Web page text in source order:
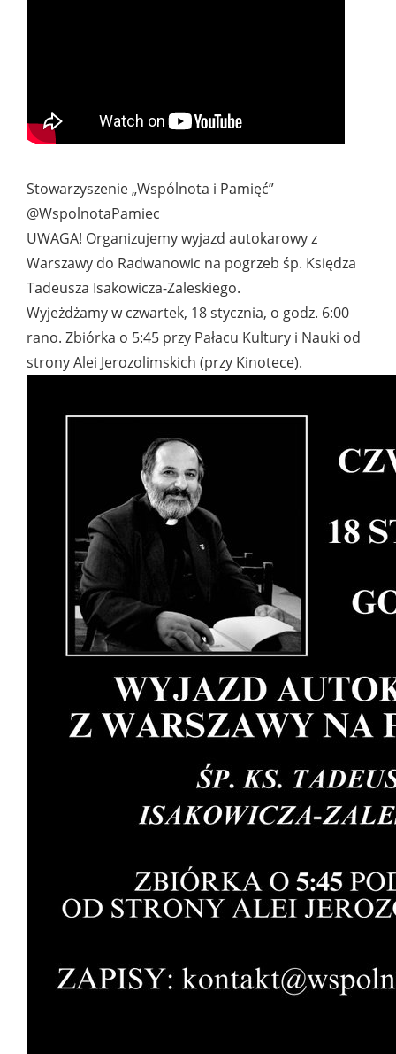
Stowarzyszenie „Wspólnota i Pamięć”
@WspolnotaPamiec
UWAGA! Organizujemy wyjazd autokarowy z
Warszawy do Radwanowic na pogrzeb śp. Księdza
Tadeusza Isakowicza-Zaleskiego.
Wyjeżdżamy w czwartek, 18 stycznia, o godz. 6:00
rano. Zbiórka o 5:45 przy Pałacu Kultury i Nauki od
strony Alei Jerozolimskich (przy Kinotece).